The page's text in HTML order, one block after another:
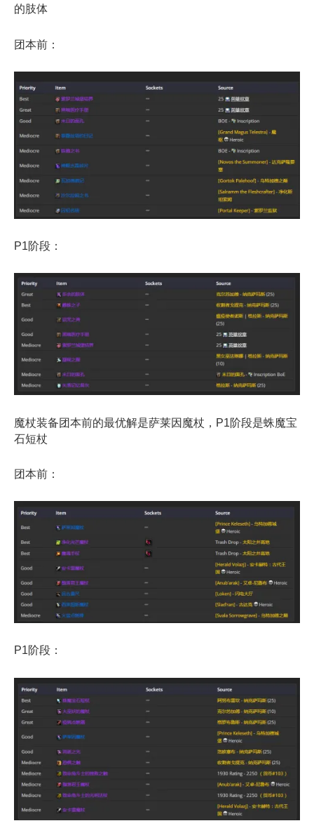
的肢体
团本前：
P1阶段：
魔杖装备团本前的最优解是萨莱因魔杖，P1阶段是蛛魔宝
石短杖
团本前：
P1阶段：